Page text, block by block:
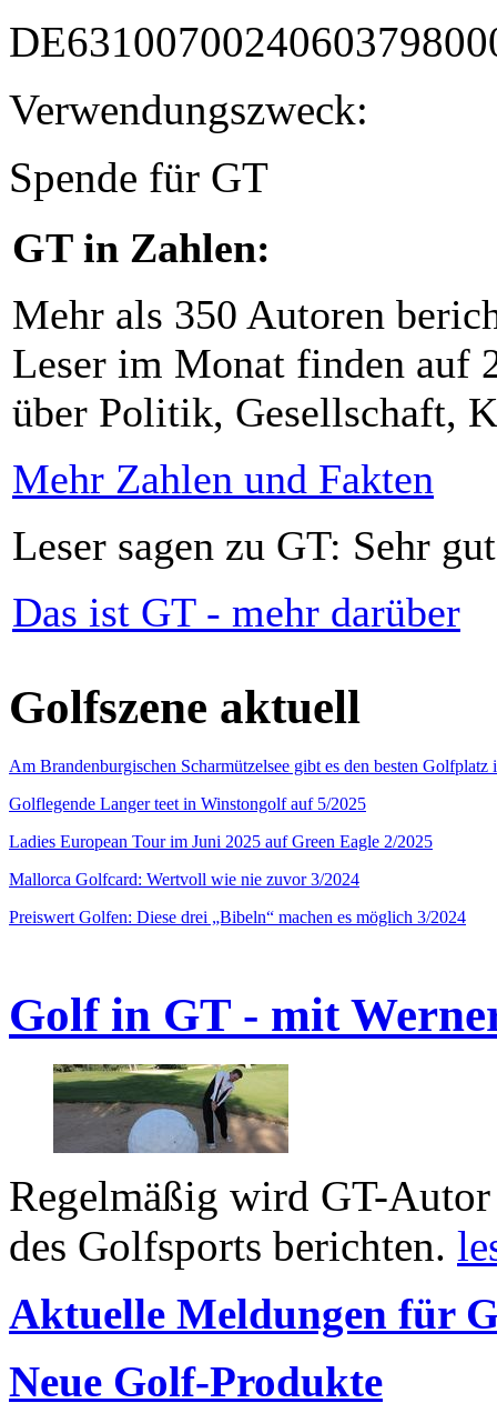
Verwendungszweck:
Spende für GT
GT in Zahlen:
Mehr als 350 Autoren
Leser im Monat finden auf
über Politik, Gesellschaft,
Mehr Zahlen und Fakten
Leser sagen zu GT: Sehr
Das ist GT - mehr darüber
Golfszene aktuell
Am Brandenburgischen Scharmützelsee gibt es den besten
Golflegende Langer teet in Winstongolf auf 5/2025
Ladies European Tour im Juni 2025 auf Green Eagle 2/2025
Mallorca Golfcard: Wertvoll wie nie zuvor 3/2024
Preiswert Golfen: Diese drei „Bibeln“ machen es möglich 3/2024
Golf in GT - mit
Regelmäßig wird GT-
des Golfsports berichten.
Aktuelle Meldungen für
Neue Golf-Produkte